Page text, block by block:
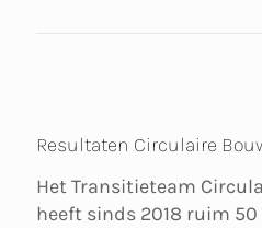
Resultaten Circulaire
Het Transitieteam
heeft sinds 2018 ruim